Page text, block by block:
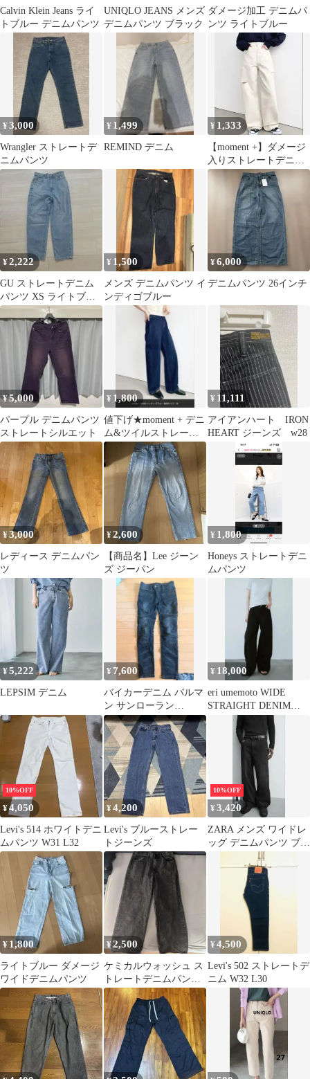
Calvin Klein Jeans ライ
トブルー デニムパンツ
UNIQLO JEANS メンズ
デニムパンツ ブラック
ダメージ加工 デニムパ
ンツ ライトブルー
¥3,000
Wrangler ストレートデ
ニムパンツ
¥ 1,499
REMIND デニム
¥ 1,333
【moment +】ダメージ
入りストレートデニ
ム Mサイズ
¥2,222
GU ストレートデニム
パンツ XS ライトブル
ー
¥ 1,500
メンズ デニムパンツ イ
ンディゴブルー
¥6,000
デニムパンツ 26インチ
¥5,000
パープル デニムパンツ
ストレートシルエット
¥ 1,800
値下げ★moment + デニ
ム&ツイルストレート
パンツインディゴブル
ーMサイズ
¥ 11,111
アイアンハート IRON
HEART ジーンズ w28
¥3,000
レディース デニムパン
ツ
¥2,600
【商品名】Lee ジーン
ズ ジーパン
¥ 1,800
Honeys ストレートデニ
ムパンツ
¥5,222
LEPSIM デニム
¥ 7,600
バイカーデニム バルマ
ン サンローラン
hedislimane
¥ 18,000
eri umemoto WIDE
STRAIGHT DENIM
PANTS
10%OFF
¥4,050
Levi's 514 ホワイトデニ
ムパンツ W31 L32
¥4,200
Levi's ブルーストレー
トジーンズ
10%OFF
¥3,420
ZARA メンズ ワイドレ
ッグ デニムパンツ ブラ
¥ 1,800
ライトブルー ダメージ
ワイドデニムパンツ
¥2,500
ケミカルウォッシュ ス
トレートデニムパンツ
ブラック
¥4,500
Levi's 502 ストレートデ
ニム W32 L30